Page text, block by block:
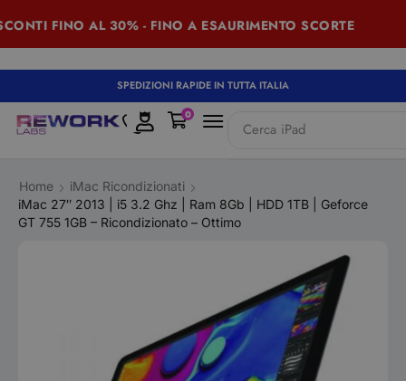
FINO AL 30% - FINO A ESAURIMENTO SCORTE
SPEDIZIONI RAPIDE IN TUTTA ITALIA
Cerca iPad
0
Home
iMac Ricondizionati
iMac 27″ 2013 | i5 3.2 Ghz | Ram 8Gb | HDD 1TB | Geforce
GT 755 1GB – Ricondizionato – Ottimo